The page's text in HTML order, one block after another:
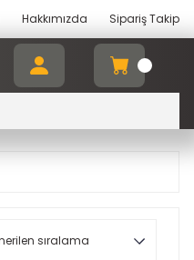
Hakkımızda Sipariş Takip